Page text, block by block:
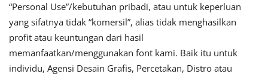
“Personal Use”/kebutuhan pribadi, atau untuk keperluan
yang sifatnya tidak “komersil”, alias tidak menghasilkan
profit atau keuntungan dari hasil
memanfaatkan/menggunakan font kami. Baik itu untuk
individu, Agensi Desain Grafis, Percetakan, Distro atau